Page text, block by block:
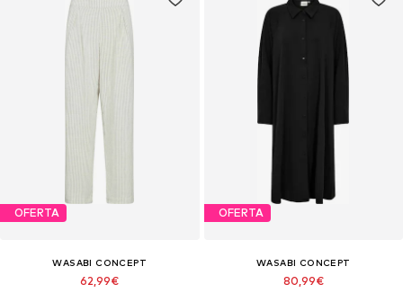
OFERTA
WASABI CONCEPT
62,99€
OFERTA
WASABI CONCEPT
80,99€